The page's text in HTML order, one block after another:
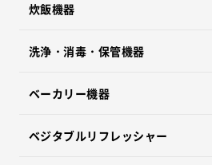
炊飯機器
洗浄・消毒・保管機器
ベーカリー機器
ベジタブルリフレッシャー